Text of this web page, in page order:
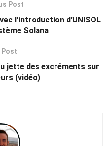
Post
l’introduction d’UNISOL
Solana
Post
jette des excréments sur
(vidéo)